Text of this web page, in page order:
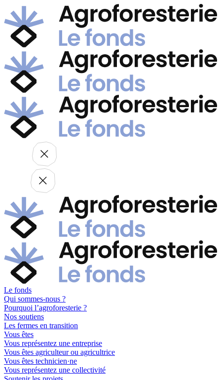
Le fonds
Qui sommes-nous ?
Pourquoi l’agroforesterie ?
Nos soutiens
Les fermes en transition
Vous êtes
Vous représentez une entreprise
Vous êtes agriculteur ou agricultrice
Vous êtes technicien·ne
Vous représentez une collectivité